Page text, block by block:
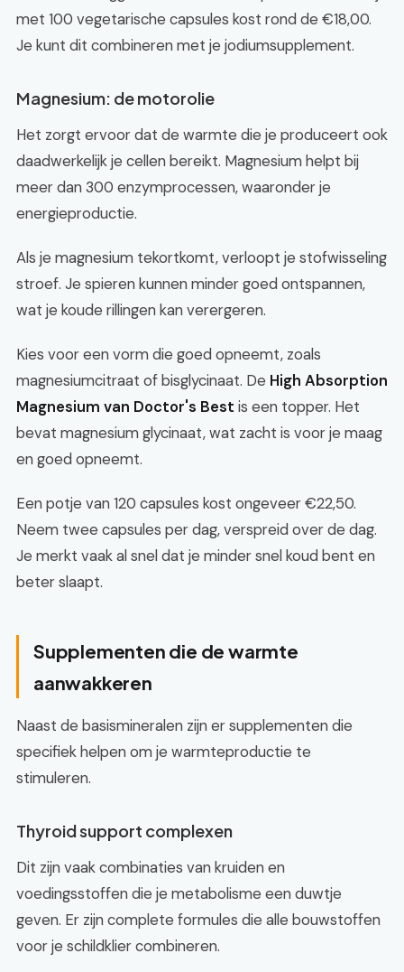
met 100 vegetarische capsules kost rond de €18,00.
Je kunt dit combineren met je jodiumsupplement.
Magnesium: de motorolie
Het zorgt ervoor dat de warmte die je produceert ook
daadwerkelijk je cellen bereikt. Magnesium helpt bij
meer dan 300 enzymprocessen, waaronder je
energieproductie.
Als je magnesium tekortkomt, verloopt je stofwisseling
stroef. Je spieren kunnen minder goed ontspannen,
wat je koude rillingen kan verergeren.
Kies voor een vorm die goed opneemt, zoals
magnesiumcitraat of bisglycinaat. De High Absorption
Magnesium van Doctor's Best is een topper. Het
bevat magnesium glycinaat, wat zacht is voor je maag
en goed opneemt.
Een potje van 120 capsules kost ongeveer €22,50.
Neem twee capsules per dag, verspreid over de dag.
Je merkt vaak al snel dat je minder snel koud bent en
beter slaapt.
Supplementen die de warmte
aanwakkeren
Naast de basismineralen zijn er supplementen die
specifiek helpen om je warmteproductie te
stimuleren.
Thyroid support complexen
Dit zijn vaak combinaties van kruiden en
voedingsstoffen die je metabolisme een duwtje
geven. Er zijn complete formules die alle bouwstoffen
voor je schildklier combineren.